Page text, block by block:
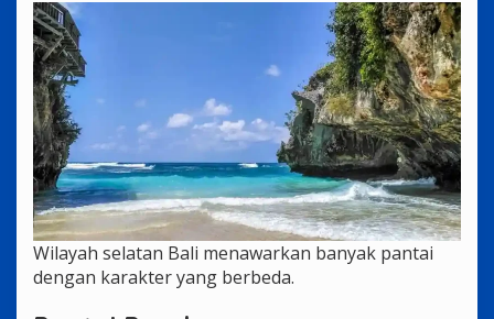
Wilayah selatan Bali menawarkan banyak pantai
dengan karakter yang berbeda.